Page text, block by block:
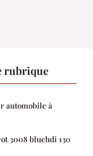
rubrique
automobile à
3008 bluehdi 130